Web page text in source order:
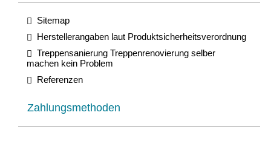
Sitemap
Herstellerangaben laut Produktsicherheitsverordnung
Treppensanierung Treppenrenovierung selber
machen kein Problem
Referenzen
Zahlungsmethoden